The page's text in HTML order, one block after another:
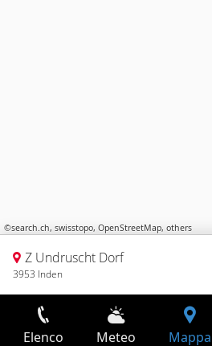
©search.ch, swisstopo, OpenStreetMap, others
Z Undruscht Dorf
3953 Inden
Elenco Meteo Mappa